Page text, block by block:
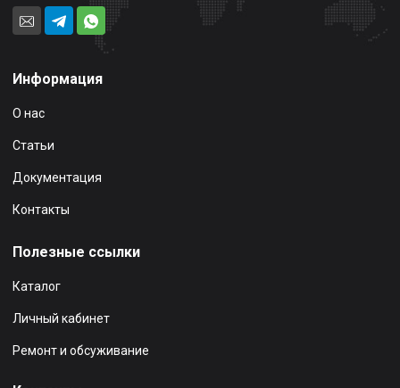
Информация
О нас
Статьи
Документация
Контакты
Полезные ссылки
Каталог
Личный кабинет
Ремонт и обсуживание